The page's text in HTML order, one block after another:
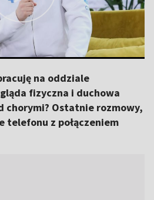
na oddziale
fizyczna i duchowa
chorymi? Ostatnie rozmowy,
telefonu z połączeniem